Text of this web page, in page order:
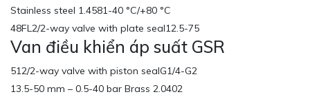
Stainless steel 1.4581-40 °C/+80 °C
48FL2/2-way valve with plate seal12.5-75
Van điều khiển áp suất GSR
512/2-way valve with piston sealG1/4-G2
13.5-50 mm – 0.5-40 bar Brass 2.0402